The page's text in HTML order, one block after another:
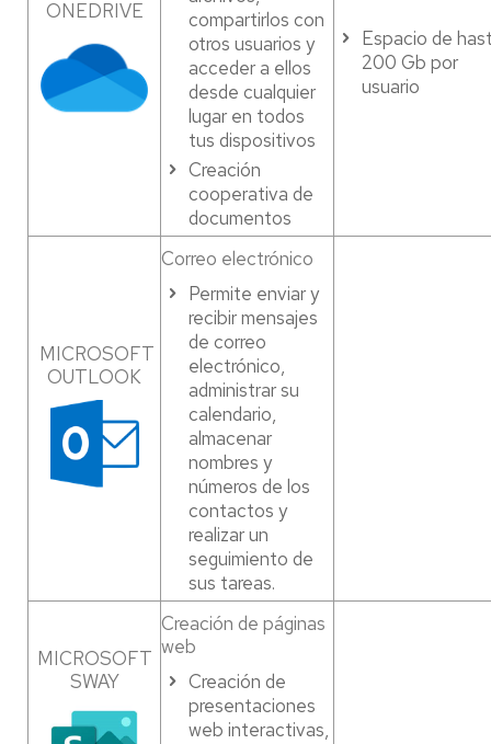
ONEDRIVE
compartirlos con
otros usuarios y
acceder a ellos
desde cualquier
lugar en todos
tus dispositivos
Creación
cooperativa de
documentos
Espacio de
200 Gb por
usuario
MICROSOFT
OUTLOOK
Correo electrónico
Permite enviar y
recibir mensajes
de correo
electrónico,
administrar su
calendario,
almacenar
nombres y
números de los
contactos y
realizar un
seguimiento de
sus tareas.
MICROSOFT
SWAY
Creación de páginas
web
Creación de
presentaciones
web interactivas,